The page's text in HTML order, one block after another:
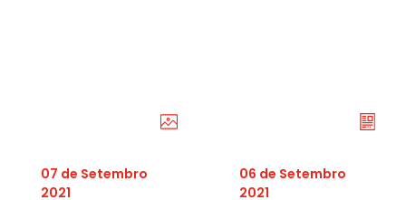
07 de Setembro
2021
06 de Setembro
2021